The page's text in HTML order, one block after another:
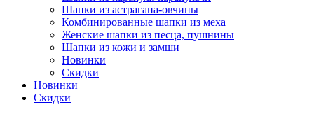
Шапки из астрагана-овчины
Комбинированные шапки из меха
Женские шапки из песца, пушнины
Шапки из кожи и замши
Новинки
Скидки
Новинки
Скидки